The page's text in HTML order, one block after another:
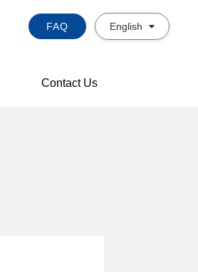
FAQ English
Contact Us